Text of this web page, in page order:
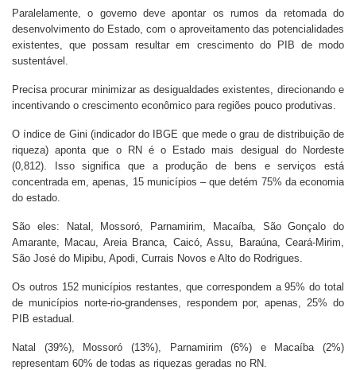
Paralelamente, o governo deve apontar os rumos da retomada do
desenvolvimento do Estado, com o aproveitamento das potencialidades
existentes, que possam resultar em crescimento do PIB de modo
sustentável.
Precisa procurar minimizar as desigualdades existentes, direcionando e
incentivando o crescimento econômico para regiões pouco produtivas.
O índice de Gini (indicador do IBGE que mede o grau de distribuição de
riqueza) aponta que o RN é o Estado mais desigual do Nordeste
(0,812). Isso significa que a produção de bens e serviços está
concentrada em, apenas, 15 municípios – que detém 75% da economia
do estado.
São eles: Natal, Mossoró, Parnamirim, Macaíba, São Gonçalo do
Amarante, Macau, Areia Branca, Caicó, Assu, Baraúna, Ceará-Mirim,
São José do Mipibu, Apodi, Currais Novos e Alto do Rodrigues.
Os outros 152 municípios restantes, que correspondem a 95% do total
de municípios norte-rio-grandenses, respondem por, apenas, 25% do
PIB estadual.
Natal (39%), Mossoró (13%), Parnamirim (6%) e Macaíba (2%)
representam 60% de todas as riquezas geradas no RN.